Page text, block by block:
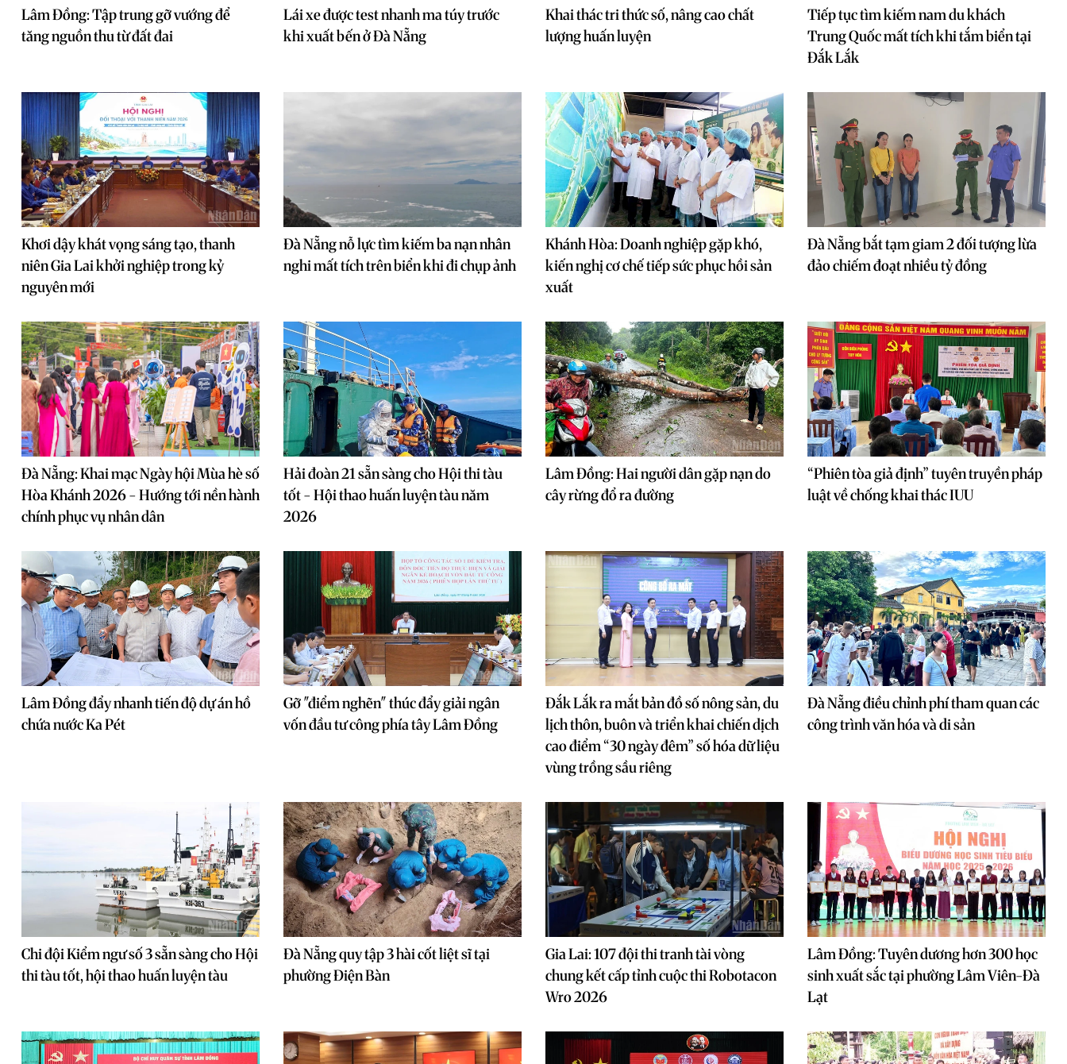
Lâm Đồng: Tập trung gỡ vướng để
tăng nguồn thu từ đất đai
Lái xe được test nhanh ma túy trước
khi xuất bến ở Đà Nẵng
Khai thác tri thức số, nâng cao chất
lượng huấn luyện
Tiếp tục tìm kiếm nam du khách
Trung Quốc mất tích khi tắm biển tại
Đắk Lắk
Khơi dậy khát vọng sáng tạo, thanh
niên Gia Lai khởi nghiệp trong kỷ
nguyên mới
Đà Nẵng nỗ lực tìm kiếm ba nạn nhân
nghi mất tích trên biển khi đi chụp ảnh
Khánh Hòa: Doanh nghiệp gặp khó,
kiến nghị cơ chế tiếp sức phục hồi sản
xuất
Đà Nẵng bắt tạm giam 2 đối tượng lừa
đảo chiếm đoạt nhiều tỷ đồng
Đà Nẵng: Khai mạc Ngày hội Mùa hè số
Hòa Khánh 2026 - Hướng tới nền hành
chính phục vụ nhân dân
Hải đoàn 21 sẵn sàng cho Hội thi tàu
tốt - Hội thao huấn luyện tàu năm
2026
Lâm Đồng: Hai người dân gặp nạn do
cây rừng đổ ra đường
“Phiên tòa giả định” tuyên truyền pháp
luật về chống khai thác IUU
Lâm Đồng đẩy nhanh tiến độ dự án hồ
chứa nước Ka Pét
Gỡ "điểm nghẽn" thúc đẩy giải ngân
vốn đầu tư công phía tây Lâm Đồng
Đắk Lắk ra mắt bản đồ số nông sản, du
lịch thôn, buôn và triển khai chiến dịch
cao điểm “30 ngày đêm” số hóa dữ liệu
vùng trồng sầu riêng
Đà Nẵng điều chỉnh phí tham quan các
công trình văn hóa và di sản
Chi đội Kiểm ngư số 3 sẵn sàng cho Hội
thi tàu tốt, hội thao huấn luyện tàu
Đà Nẵng quy tập 3 hài cốt liệt sĩ tại
phường Điện Bàn
Gia Lai: 107 đội thi tranh tài vòng
chung kết cấp tỉnh cuộc thi Robotacon
Wro 2026
Lâm Đồng: Tuyên dương hơn 300 học
sinh xuất sắc tại phường Lâm Viên-Đà
Lạt